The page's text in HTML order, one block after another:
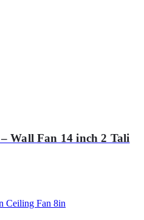
Wall Fan 14 inch 2 Tali